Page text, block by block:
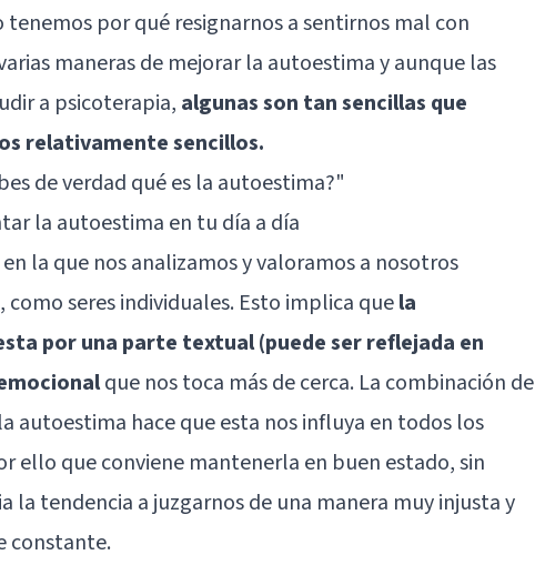
tenemos por qué resignarnos a sentirnos mal con
maneras de mejorar la autoestima y aunque las
a psicoterapia, algunas son tan sencillas que
relativamente sencillos.
de verdad qué es la autoestima?"
la autoestima en tu día a día
la que nos analizamos y valoramos a nosotros
seres individuales. Esto implica quela
por una parte textual (puede ser reflejada en
que nos toca más de cerca. La combinación de
autoestima hace que esta nos influya en todos los
ello que conviene mantenerla en buen estado, sin
la tendencia a juzgarnos de una manera muy injusta y
constante.